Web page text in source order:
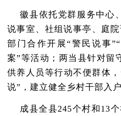
徽县依托党群服务中心
说事室、社组说事亭、庭
部门合作开展“警民说事
案”等活动；两当县针对留
供养人员等行动不便群体
说”，建立健全乡村干部入
成县全县245个村和13个